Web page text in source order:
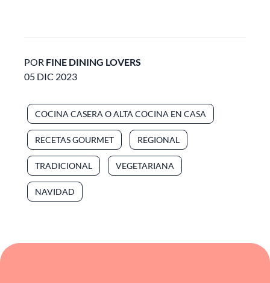
POR FINE DINING LOVERS
05 DIC 2023
COCINA CASERA O ALTA COCINA EN CASA
RECETAS GOURMET REGIONAL
TRADICIONAL VEGETARIANA
NAVIDAD